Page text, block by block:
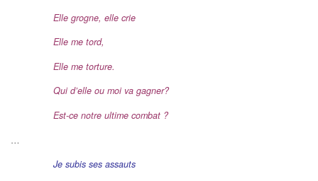
Elle grogne, elle crie
Elle me tord,
Elle me torture.
Qui d’elle ou moi va gagner?
Est-ce notre ultime combat ?
…
Je subis ses assauts